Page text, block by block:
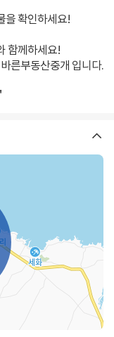
을 확인하세요!
함께하세요!
른부동산중개 입니다.